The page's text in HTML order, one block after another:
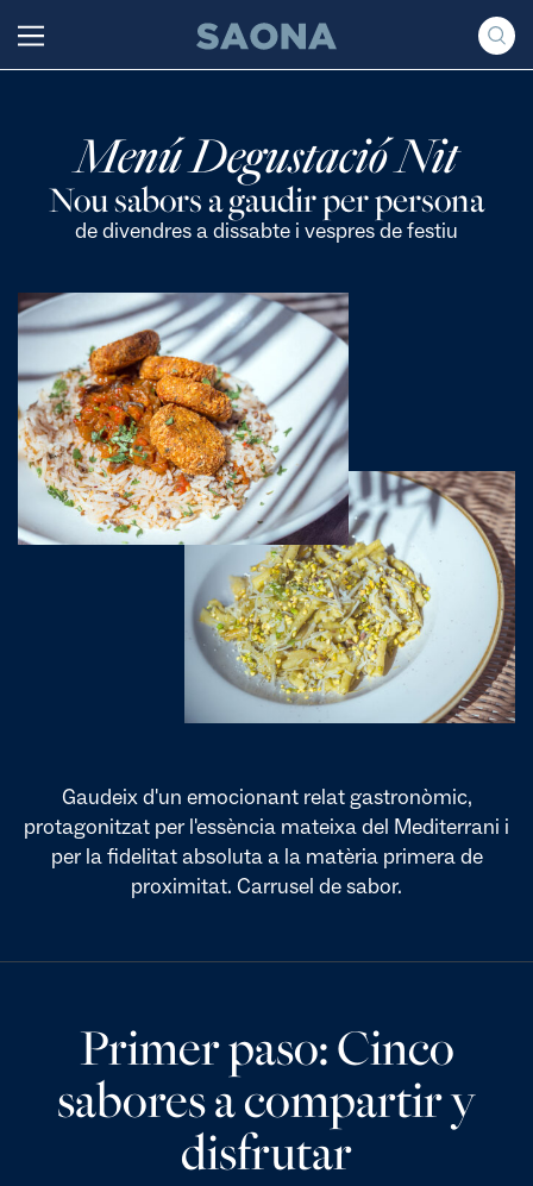
Grupo Saona
Menú Degustació Nit
Nou sabors a gaudir per persona
de divendres a dissabte i vespres de festiu
Gaudeix d'un emocionant relat gastronòmic,
protagonitzat per l'essència mateixa del Mediterrani i
per la fidelitat absoluta a la matèria primera de
proximitat. Carrusel de sabor.
Primer paso: Cinco
sabores a compartir y
disfrutar